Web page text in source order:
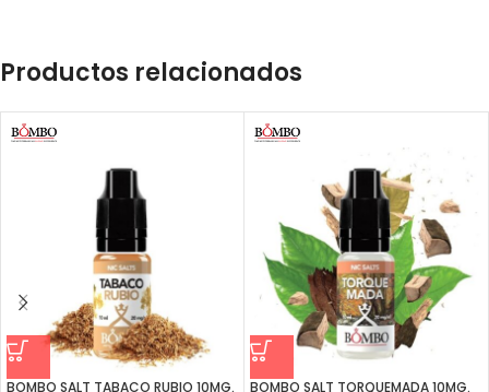
Productos relacionados
BOMBO SALT TABACO RUBIO 10MG. BOMBO SALT TORQUEMADA 10MG.